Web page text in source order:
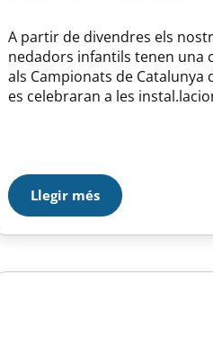
A partir de divendres els
nedadors infantils tenen una
als Campionats de Catalunya
es celebraran a les
CABAL, ARIANNE RUBIO, CLARA
NAVARRO, MARTA AGUERRI,
MARTÍ, BERTA MUES, ALIONA
BLASCO,PAULA LOPEZ, ROGER
Llegir més